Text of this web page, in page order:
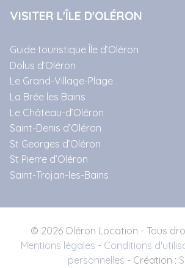
VISITER L'ÎLE D'OLÉRON
Guide touristique Île d’Oléron
Dolus d’Oléron
Le Grand-Village-Plage
La Brée les Bains
Le Château-d’Oléron
Saint-Denis d’Oléron
St Georges d’Oléron
St Pierre d’Oléron
Saint-Trojan-les-Bains
© 2026 Oléron Location - Tous
Mentions légales - Conditions
personnelles - Création :